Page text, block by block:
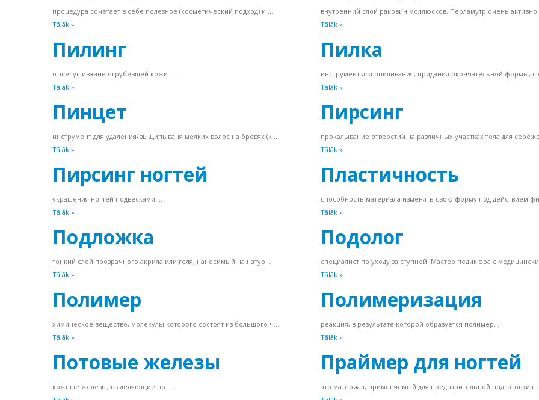
процедура сочетает в себе полезное (косметический подход) и ...
Tālāk »
внутренний слой раковин моллюсков. Перламутр очень активно
Tālāk »
Пилинг
отшелушивание огрубевшей кожи. ...
Tālāk »
Пилка
инструмент для опиливания, придания окончательной формы,
Tālāk »
Пинцет
инструмент для удаления/выщипываня мелких волос на бровях (к...
Tālāk »
Пирсинг
прокалывание отверстий на различных участках тела для
Tālāk »
Пирсинг ногтей
украшения ногтей подвесками....
Tālāk »
Пластичность
способность материала изменять свою форму под действием
Tālāk »
Подложка
тонкий слой прозрачного акрила или геля, наносимый на натур...
Tālāk »
Подолог
специалист по уходу за ступней. Мастер педикюра с
Tālāk »
Полимер
химическое вещество, молекулы которого состоят из большого ч...
Tālāk »
Полимеризация
реакция, в результате которой образуется полимер. ...
Tālāk »
Потовые железы
кожные железы, выделяющие пот....
Праймер для ногтей
это материал, применяемый для предварительной подготовки